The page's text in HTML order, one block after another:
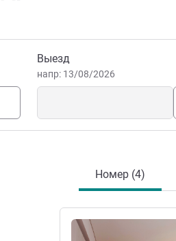
отель
Выезд
напр: 13/08/2026
Номер (4)
Подробная информация